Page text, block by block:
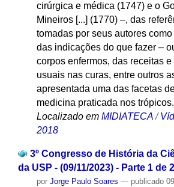
cirúrgica e médica (1747) e o
Mineiros [...] (1770) –, das
tomadas por seus autores
das indicações do que fazer –
corpos enfermos, das receitas
usuais nas curas, entre outros
apresentada uma das facetas
medicina praticada nos trópicos.
Localizado em MIDIATECA /
2018
3º Congresso de História da
da USP - (09/11/2023) - Parte 1 de 2
por Jorge Paulo Soares — publicado